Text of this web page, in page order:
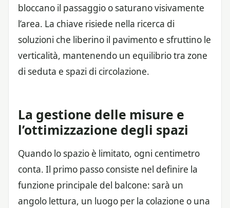
bloccano il passaggio o saturano visivamente
l’area. La chiave risiede nella ricerca di
soluzioni che liberino il pavimento e sfruttino le
verticalità, mantenendo un equilibrio tra zone
di seduta e spazi di circolazione.
La gestione delle misure e
l’ottimizzazione degli spazi
Quando lo spazio è limitato, ogni centimetro
conta. Il primo passo consiste nel definire la
funzione principale del balcone: sarà un
angolo lettura, un luogo per la colazione o una